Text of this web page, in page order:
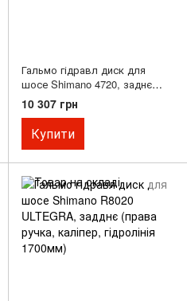
Гальмо гідравл диск для
шосе Shimano 4720, заднє
(права ручка 10-шв, каліпер,
гідроліния 1700мм)
10 307 грн
Купити